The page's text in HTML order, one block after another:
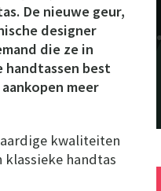
De nieuwe geur,
designer
die ze in
handtassen best
meer
kwaliteiten
handtas